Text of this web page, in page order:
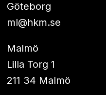
Göteborg
ml@hkm.se
Malmö
Lilla Torg 1
211 34 Malmö